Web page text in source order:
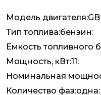
Модель
Тип топлива:бензин:
Емкость топливного
Мощность, кВт:11:
Номинальная
Количество фаз:одна: